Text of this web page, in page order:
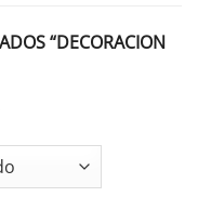
“DECORACION